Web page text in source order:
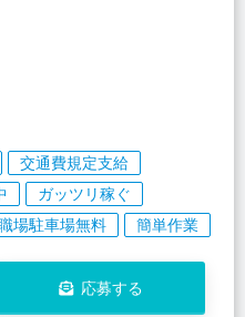
交通費規定支給
ガッツリ稼ぐ
場駐車場無料 簡単作業
応募する